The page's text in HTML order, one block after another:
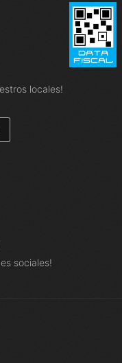
locales!
sociales!